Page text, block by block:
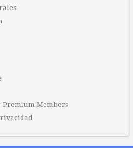
Premium Members